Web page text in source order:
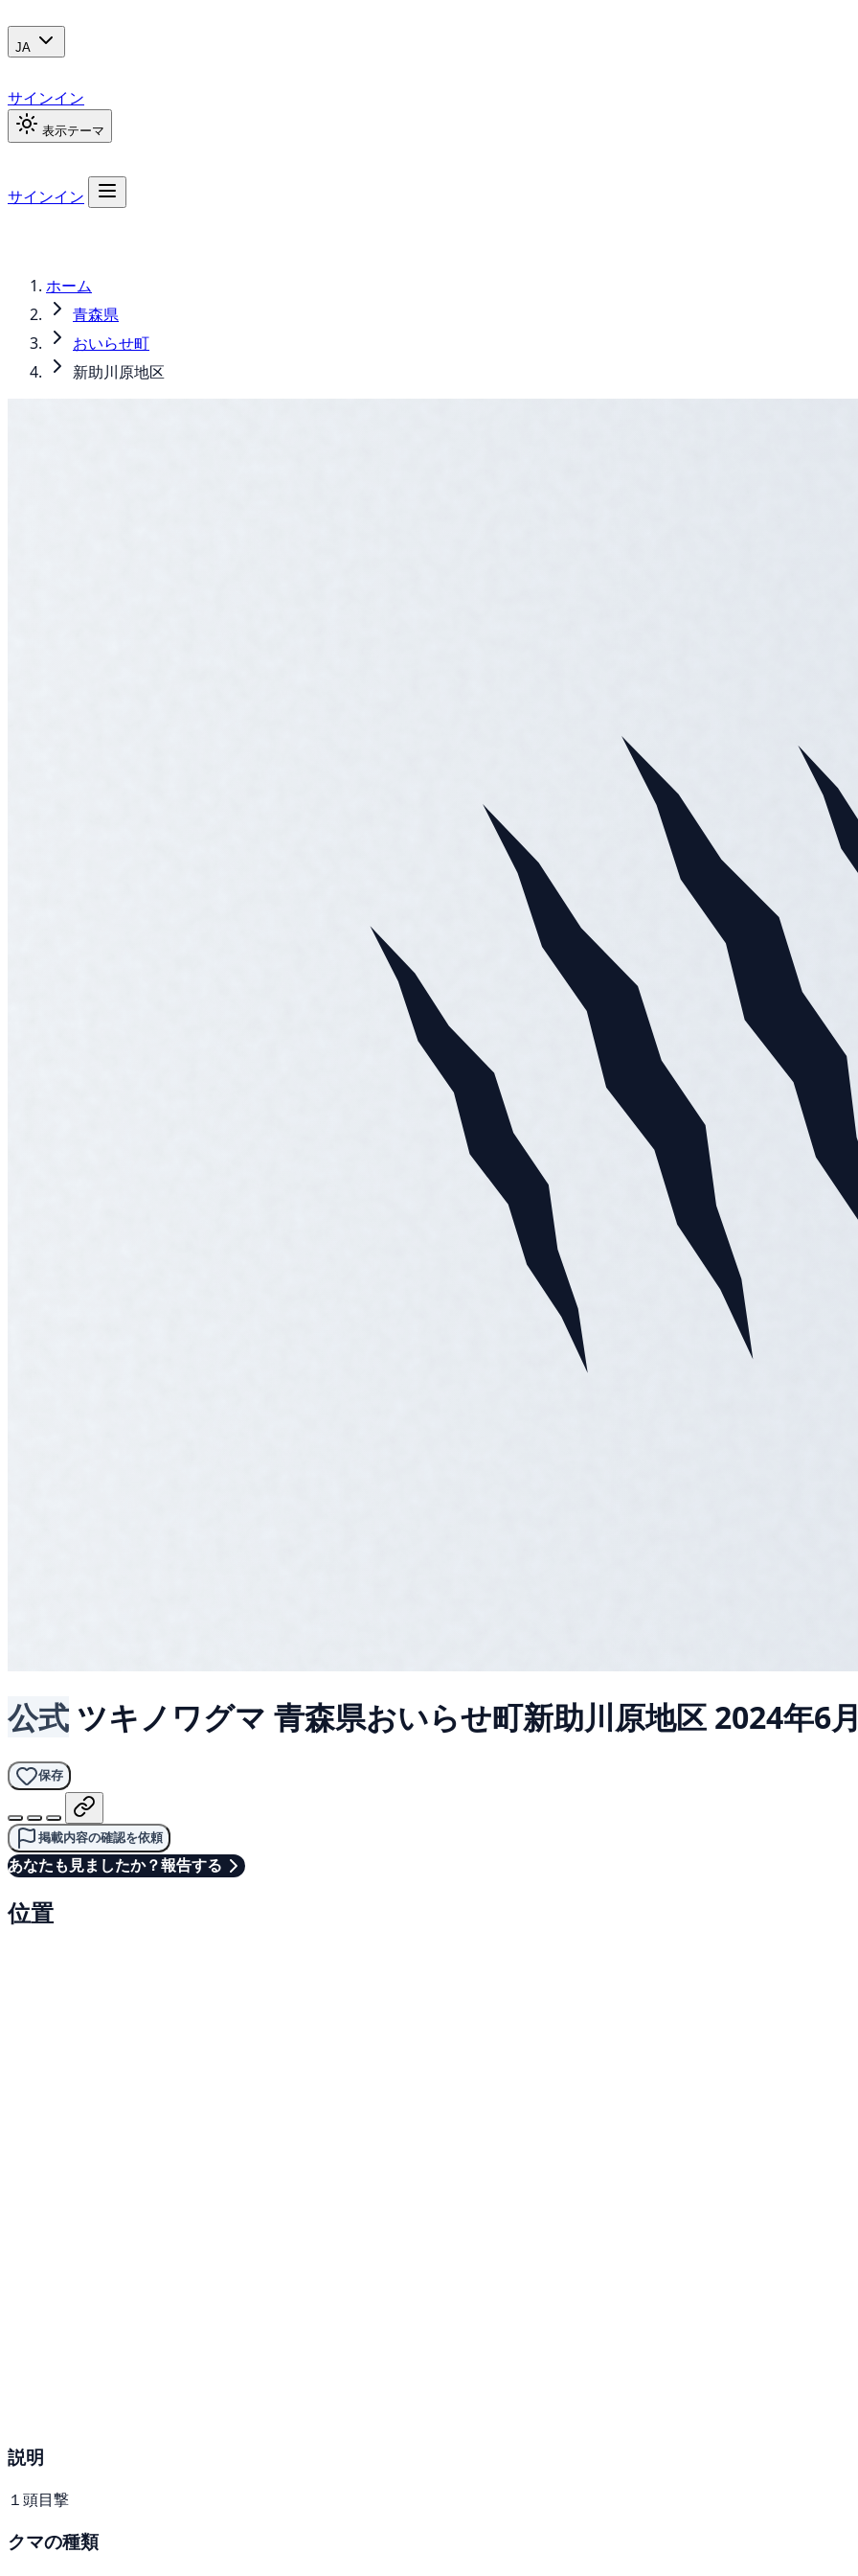
JA
サインイン
表示テーマ
サインイン
ホーム
青森県
おいらせ町
新助川原地区
公式 ツキノワグマ 青森県おいらせ町新助川原地区 2024年6
保存
掲載内容の確認を依頼
あなたも見ましたか？報告する
位置
説明
１頭目撃
クマの種類